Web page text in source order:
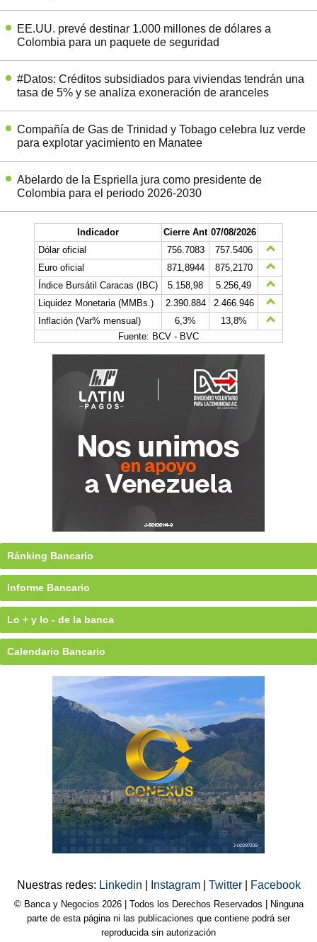
EE.UU. prevé destinar 1.000 millones de dólares a
Colombia para un paquete de seguridad
#Datos: Créditos subsidiados para viviendas tendrán una
tasa de 5% y se analiza exoneración de aranceles
Compañía de Gas de Trinidad y Tobago celebra luz verde
para explotar yacimiento en Manatee
Abelardo de la Espriella jura como presidente de
Colombia para el periodo 2026-2030
Indicador Cierre Ant 07/08/2026
Dólar oficial
756.7083
757.5406
Euro oficial
871,8944
875,2170
Índice Bursátil Caracas (IBC)
5.158,98
5.256,49
Liquidez Monetaria (MMBs.)
2.390.884
2.466.946
Inflación (Var% mensual)
6,3%
13,8%
Fuente: BCV - BVC
Ránking Bancario
Informe Bancario
Lo + y lo - de la banca
Calendario Bancario
Nuestras redes: Linkedin Instagram Twitter Facebook
© Banca y Negocios 2026 | Todos los Derechos Reservados | Ninguna
parte de esta página ni las publicaciones que contiene podrá ser
reproducida sin autorización